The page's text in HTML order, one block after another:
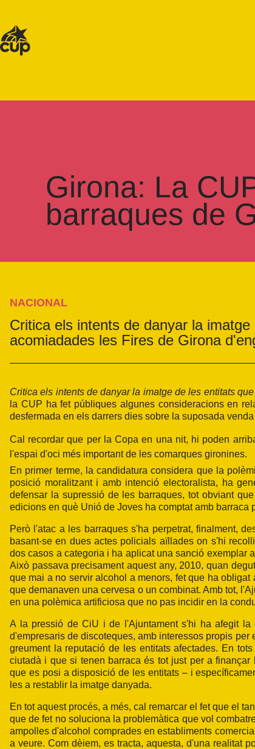
Girona: La
barraques de
NACIONAL
Critica els intents de danyar la
acomiadades les Fires de Girona
Critica els intents de danyar la imatge de les entitats
la CUP ha fet públiques algunes consideracions en
desfermada en els darrers dies sobre la suposada
Cal recordar que per la Copa en una nit, hi poden
l'espai d'oci més important de les comarques gironines.
En primer terme, la candidatura considera que la
posició moralitzant i amb intenció electoralista, ha
defensar la supressió de les barraques, tot obviant
edicions en què Unió de Joves ha comptat amb barraca
Però l'atac a les barraques s'ha perpetrat, finalment,
basant-se en dues actes policials aïllades on s'hi
dos casos a categoria i ha aplicat una sanció exemplar
Això passava precisament aquest any, 2010, quan
que mai a no servir alcohol a menors, fet que ha
que demanaven una cervesa o un combinat. Amb tot,
en una polèmica artificiosa que no pas incidir en la
A la pressió de CiU i de l'Ajuntament s'hi ha afegit
d'empresaris de discoteques, amb interessos propis
greument la reputació de les entitats afectades. En
ciutadà i que si tenen barraca és tot just per a
que es posi a disposició de les entitats – i
les a restablir la imatge danyada.
En tot aquest procés, a més, cal remarcar el fet que el
que de fet no soluciona la problemàtica que vol
ampolles d'alcohol comprades en establiments
a veure. Com dèiem, es tracta, aquesta, d'una realitat